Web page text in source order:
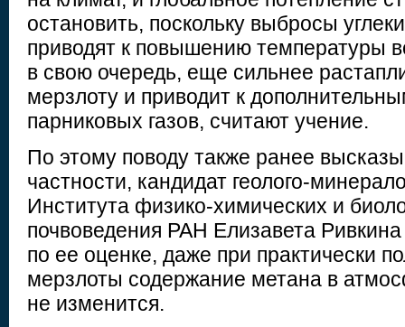
остановить, поскольку выбросы
приводят к повышению температуры
в свою очередь, еще сильнее
мерзлоту и приводит к
парниковых газов, считают учение.
По этому поводу также ранее
частности, кандидат геолого-
Института физико-химических и
почвоведения РАН Елизавета
по ее оценке, даже при практически
мерзлоты содержание метана в
не изменится.